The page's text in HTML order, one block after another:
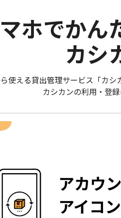
ホでかん
カシ
使える貸出管理サービス「カシ
カシカンの利用・登